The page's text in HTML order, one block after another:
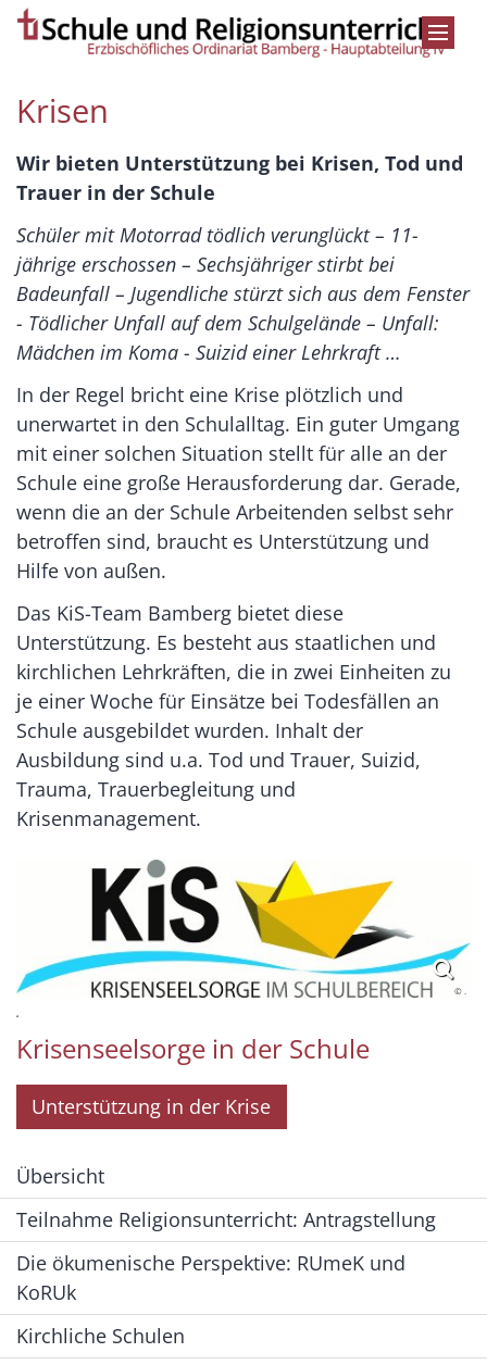
Zum Inhalt springen
Krisen
Wir bieten Unterstützung bei Krisen, Tod und
Trauer in der Schule
Schüler mit Motorrad tödlich verunglückt – 11-
jährige erschossen – Sechsjähriger stirbt bei
Badeunfall – Jugendliche stürzt sich aus dem Fenster
- Tödlicher Unfall auf dem Schulgelände – Unfall:
Mädchen im Koma - Suizid einer Lehrkraft …
In der Regel bricht eine Krise plötzlich und
unerwartet in den Schulalltag. Ein guter Umgang
mit einer solchen Situation stellt für alle an der
Schule eine große Herausforderung dar. Gerade,
wenn die an der Schule Arbeitenden selbst sehr
betroffen sind, braucht es Unterstützung und
Hilfe von außen.
Das KiS-Team Bamberg bietet diese
Unterstützung. Es besteht aus staatlichen und
kirchlichen Lehrkräften, die in zwei Einheiten zu
je einer Woche für Einsätze bei Todesfällen an
Schule ausgebildet wurden. Inhalt der
Ausbildung sind u.a. Tod und Trauer, Suizid,
Trauma, Trauerbegleitung und
Krisenmanagement.
© .
.
Krisenseelsorge in der Schule
Unterstützung in der Krise
Übersicht
Teilnahme Religionsunterricht: Antragstellung
Die ökumenische Perspektive: RUmeK und
KoRUk
Kirchliche Schulen